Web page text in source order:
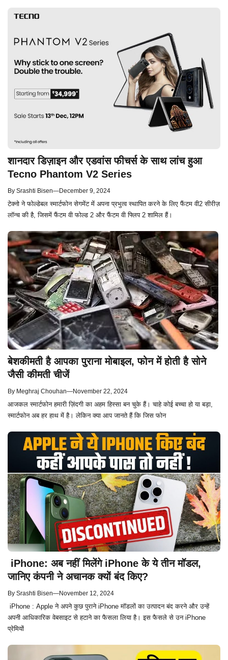
शानदार डिज़ाइन और एडवांस फीचर्स के साथ लांच हुआ
Tecno Phantom V2 Series
By Srashti Bisen—December 9, 2024
टेक्नो ने फोल्डेबल स्मार्टफोन सेगमेंट में अपना प्रभुत्व स्थापित करने के लिए फैंटम वी2 सीरीज़
लॉन्च की है, जिसमें फैंटम वी फोल्ड 2 और फैंटम वी फ्लिप 2 शामिल हैं।
बेशकीमती है आपका पुराना मोबाइल, फोन में होती है सोने
जैसी कीमती चीजें
By Meghraj Chouhan—November 22, 2024
आजकल स्मार्टफोन हमारी ज़िंदगी का अहम हिस्सा बन चुके हैं। चाहे कोई बच्चा हो या बड़ा,
स्मार्टफोन अब हर हाथ में है। लेकिन क्या आप जानते हैं कि जिस फोन
iPhone: अब नहीं मिलेंगे iPhone के ये तीन मॉडल,
जानिए कंपनी ने अचानक क्यों बंद किए?
By Srashti Bisen—November 12, 2024
iPhone : Apple ने अपने कुछ पुराने iPhone मॉडलों का उत्पादन बंद करने और उन्हें
अपनी आधिकारिक वेबसाइट से हटाने का फैसला लिया है। इस फैसले से उन iPhone
प्रेमियों